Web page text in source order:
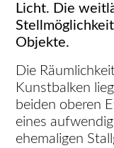
Licht. Die
Objekte.
Die
Kunstbalken
beiden oberen
eines
ehemaligen